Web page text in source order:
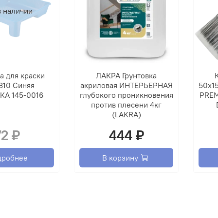
3 кг
7 кг
Для
на
наличии
для краски
Синяя
145-0016
₽
ЛАКРА Грунтовка
акриловая ИНТЕРЬЕРНАЯ
глубокого проникновения
против плесени 4кг
(LAKRA)
444 ₽
В корзину